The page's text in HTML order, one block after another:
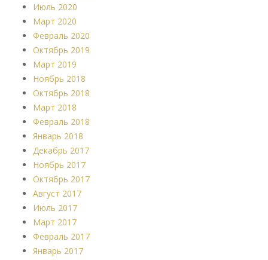
Июль 2020
Март 2020
Февраль 2020
Октябрь 2019
Март 2019
Ноябрь 2018
Октябрь 2018
Март 2018
Февраль 2018
Январь 2018
Декабрь 2017
Ноябрь 2017
Октябрь 2017
Август 2017
Июль 2017
Март 2017
Февраль 2017
Январь 2017